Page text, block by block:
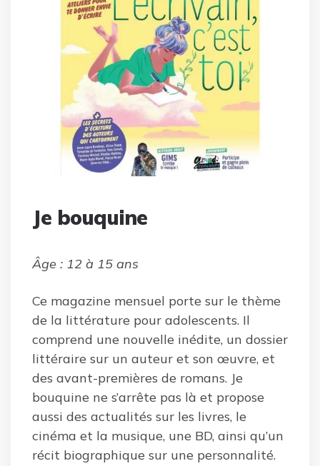
Je bouquine
Âge : 12 à 15 ans
Ce magazine mensuel porte sur le thème
de la littérature pour adolescents. Il
comprend une nouvelle inédite, un dossier
littéraire sur un auteur et son œuvre, et
des avant-premières de romans. Je
bouquine ne s’arrête pas là et propose
aussi des actualités sur les livres, le
cinéma et la musique, une BD, ainsi qu’un
récit biographique sur une personnalité.